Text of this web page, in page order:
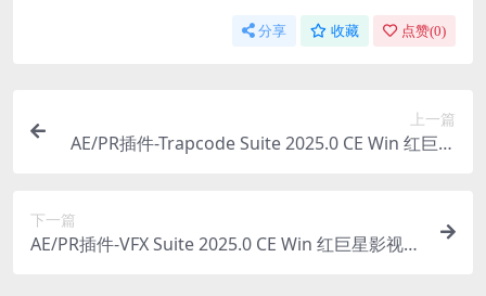
分享 收藏 点赞(0)
上一篇
AE/PR插件-Trapcode Suite 2025.0 CE Win 红巨星
下一篇
AE/PR插件-VFX Suite 2025.0 CE Win 红巨星影视特